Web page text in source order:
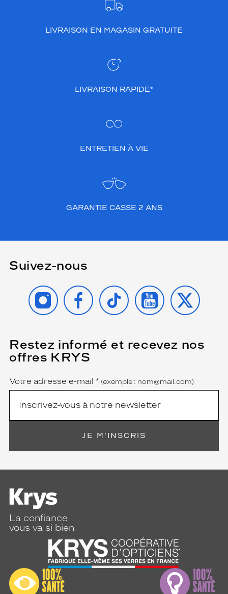
LIVRAISON EN MAGASIN GRATUITE
LIVRAISON RAPIDE*
ENTRETIEN À VIE
GARANTIE CASSE 2 ANS
Suivez-nous
INSTAGRAMFACEBOOK
TIKTOK YOUTUBE
X
Restez informé et recevez nos
offres KRYS
Name
Votre adresse e-mail *
(Ce
champ
est
obligatoire)
(exemple : nom@mail.com)
JE M'INSCRIS
La confiance
vous va si bien